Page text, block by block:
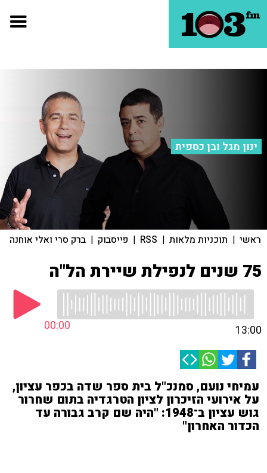
ינון מגל ובן כספית
ראשי | תוכניות מלאות |
RSS
| פייסבוק | ברק סרי ואלי אוחנה
75 שנים לנפילת שיירת הל"ה
00:00 13:00
עמיחי נועם, סמנכ"ל בית ספר שדה בכפר עציון,
על אירועי הזיכרון לציון הטרגדיה בתום שחרור
גוש עציון ב־1948: "היה שם קרב גבורה עד
הכדור האחרון"